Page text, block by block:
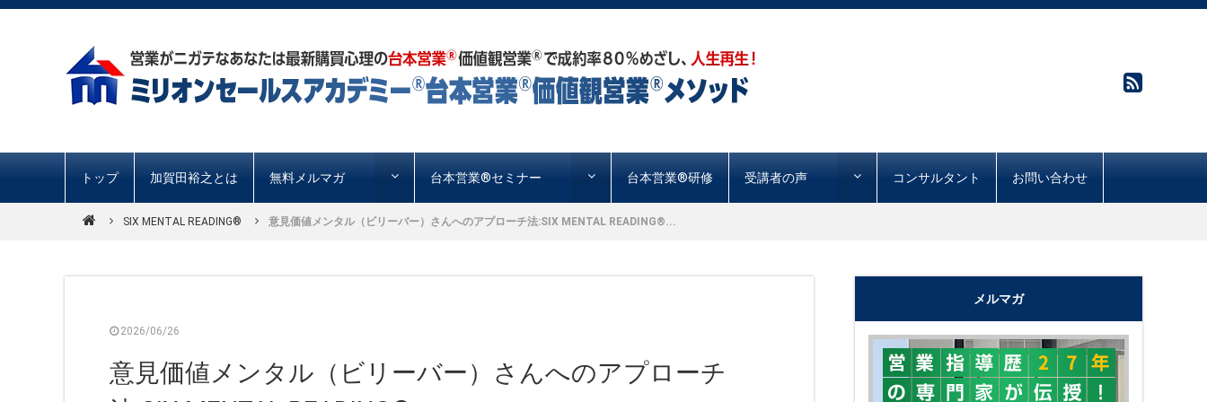
トップ 加賀田裕之とは 無料メルマガ 台本営業®︎セミナー 台本営業®︎研修 受講者の声 コンサルタント お問い合わせ
SIX MENTAL READING®︎ 意見価値メンタル（ビリーバー）さんへのアプローチ法:SIX MENTAL READING®...
2026/06/26
意見価値メンタル（ビリーバー）さんへのアプローチ
メルマガ